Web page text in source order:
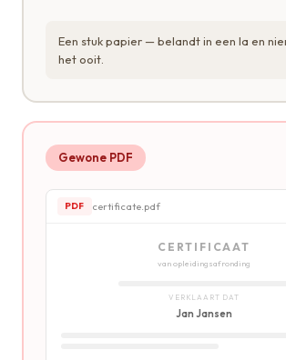
Een stuk papier — belandt in een la en
het ooit.
Gewone PDF
PDF certificate.pdf
CERTIFICAAT
van opleidingsafronding
VERKLAART DAT
Jan Jansen